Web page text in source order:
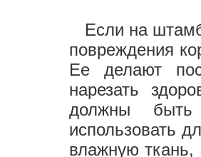
Если на
повреждения
Ее делают
нарезать
должны быть
использовать
влажную